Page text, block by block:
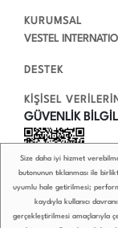
Size daha iyi hizmet
butonunun tıklanması ile
uyumlu hale getirilmesi;
kaydıyla kullanıcı
gerçekleştirilmesi amaçlarıyla
KURUMSAL
VESTEL
DESTEK
KİŞİSEL
GÜVENLİK